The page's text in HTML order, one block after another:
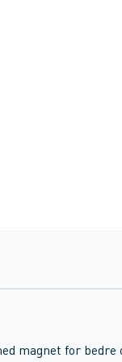
magnet for bedre